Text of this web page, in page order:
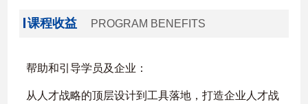
课程收益 PROGRAM BENEFITS
帮助和引导学员及企业：
从人才战略的顶层设计到工具落地，打造企业人才战